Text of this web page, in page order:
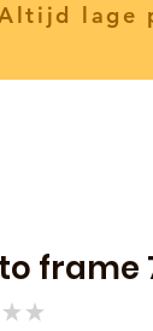
lage
frame
★ ★